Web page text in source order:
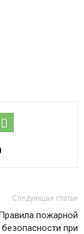
Следующая статья
пожарной
безопасности при